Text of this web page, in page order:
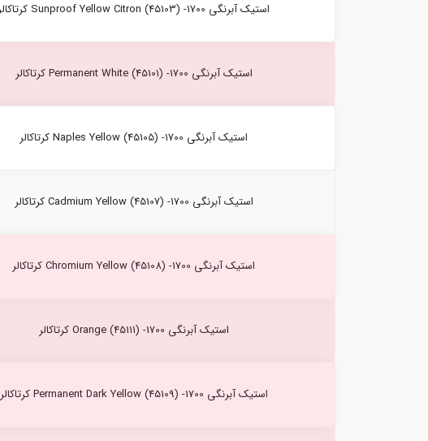
استیک آبرنگی Sunproof Yellow Citron (45103) -1700 کرتاکالر
استیک آبرنگی Permanent White (45101) -1700 کرتاکالر
استیک آبرنگی Naples Yellow (45105) -1700 کرتاکالر
استیک آبرنگی Cadmium Yellow (45107) -1700 کرتاکالر
استیک آبرنگی Chromium Yellow (45108) -1700 کرتاکالر
استیک آبرنگی Orange (45111) -1700 کرتاکالر
استیک آبرنگی Permanent Dark Yellow (45109) -1700 کرتاکالر